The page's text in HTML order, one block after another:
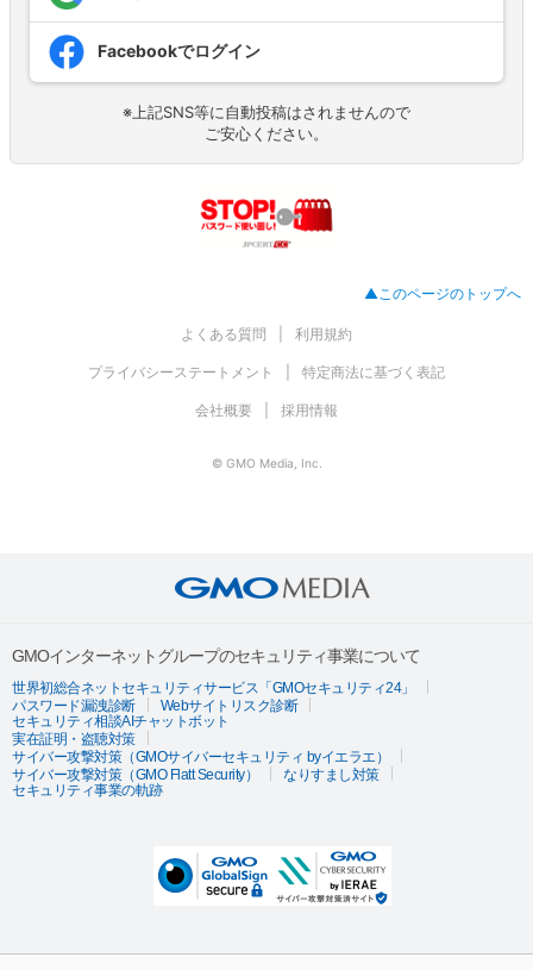
Facebookでログイン
※上記SNS等に自動投稿はされませんので
ご安心ください。
▲このページのトップへ
よくある質問 利用規約
プライバシーステートメント 特定商法に基づく表記
会社概要 採用情報
© GMO Media, Inc.
GMOインターネットグループのセキュリティ事業について
世界初総合ネットセキュリティサービス「GMOセキュリティ24」
パスワード漏洩診断
Webサイトリスク診断
セキュリティ相談AIチャットボット
実在証明・盗聴対策
サイバー攻撃対策（GMOサイバーセキュリティ byイエラエ）
サイバー攻撃対策（GMO Flatt Security）
なりすまし対策
セキュリティ事業の軌跡